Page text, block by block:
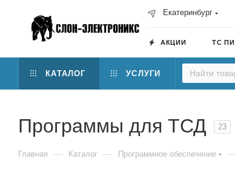
Екатеринбург
АКЦИИ ТС
КАТАЛОГ УСЛУГИ
Программы для ТСД 23
Главная — Каталог — Программное обеспечение